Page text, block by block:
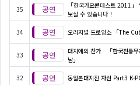
35
「한국가요콘테스트 2011
보실 수 있습니다！
34 오리지널 드로잉쇼 「The
33
대지에의 찬가 「한국전통무
남」
32 동일본대지진 자선 Part3 K-